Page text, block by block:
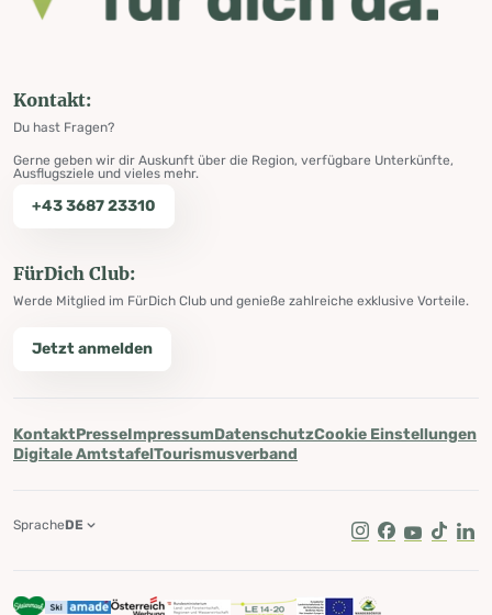
Kontakt:
Du hast Fragen?
Gerne geben wir dir Auskunft über die Region, verfügbare Unterkünfte,
Ausflugsziele und vieles mehr.
+43 3687 23310
FürDich Club:
Werde Mitglied im FürDich Club und genieße zahlreiche exklusive Vorteile.
Jetzt anmelden
KontaktPresseImpressumDatenschutzCookie Einstellungen
Digitale AmtstafelTourismusverband
Instagram
Facebook
Youtube
Tik Tok
SpracheDE